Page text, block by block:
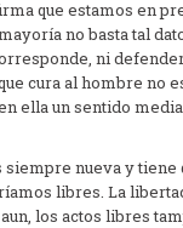
que estamos en
no basta tal
ni
cura al hombre
ella un sentido
nueva y
libres. La
los actos libres